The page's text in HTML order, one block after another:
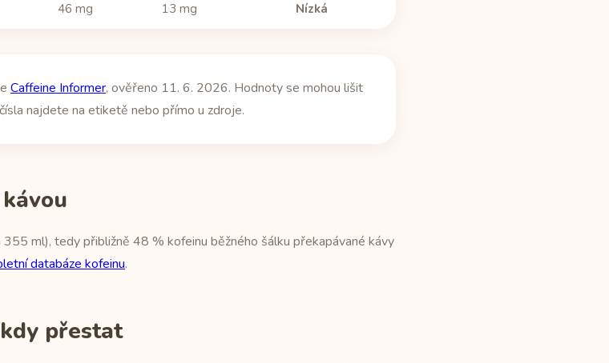
46 mg 13 mg Nízká
Caffeine Informer, ověřeno 11. 6. 2026. Hodnoty se mohou lišit
najdete na etiketě nebo přímo u zdroje.
ml), tedy přibližně 48 % kofeinu běžného šálku překapávané kávy
databáze kofeinu.
přestat